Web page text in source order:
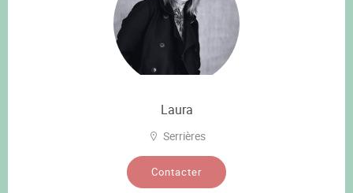
Laura
Serrières
Contacter